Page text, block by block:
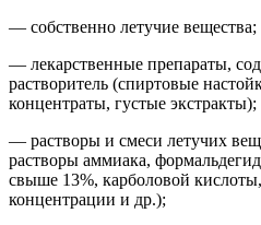
— собственно летучие вещества;
— лекарственные препараты,
растворитель (спиртовые
концентраты, густые экстракты);
— растворы и смеси летучих
растворы аммиака,
свыше 13%, карболовой
концентрации и др.);